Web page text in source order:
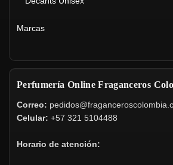
Marcas
Perfumería Online Fraganceros
Correo:
Celular: +57 321 5104488
Horario de atención: